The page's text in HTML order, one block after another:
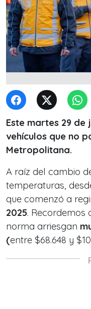
Este martes 29 de
vehículos que no
Metropolitana.
A raíz del cambio
temperaturas,
que comenzó a
2025. Recordemos
norma arriesgan
(entre $68.648 y